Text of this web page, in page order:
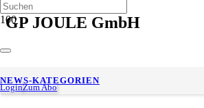
LoginZum Abo
NEWS-KATEGORIEN
GP JOULE GmbH
Unternehmen fordern Nachbesserung bei